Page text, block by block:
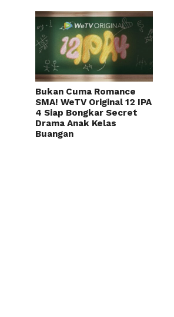
Bukan Cuma Romance
SMA! WeTV Original 12 IPA
4 Siap Bongkar Secret
Drama Anak Kelas
Buangan